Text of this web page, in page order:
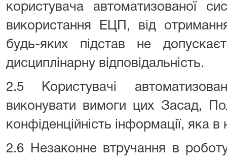
користувача автоматизованої
використання ЕЦП, від
будь-яких підстав не
дисциплінарну відповідальність.
2.5 Користувачі
виконувати вимоги цих Засад,
конфіденційність інформації, яка в
2.6 Незаконне втручання в